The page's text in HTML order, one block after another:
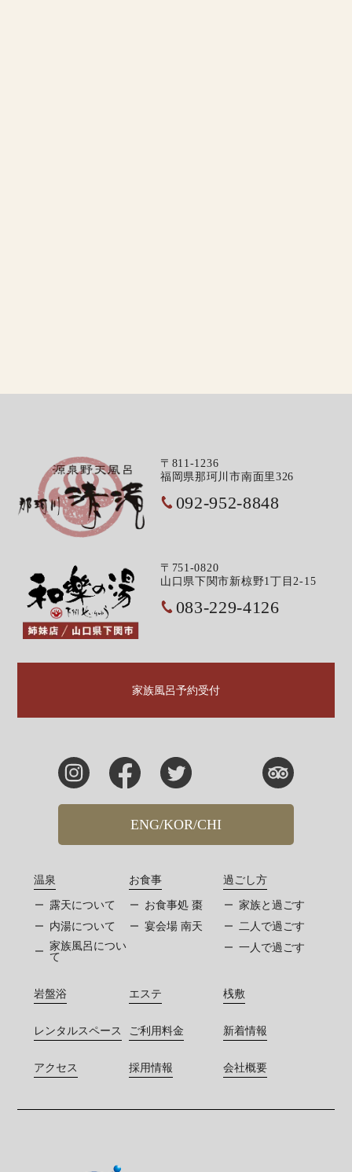
〒811-1236
福岡県那珂川市南面里326
092-952-8848
〒751-0820
山口県下関市新椋野1丁目2-15
083-229-4126
家族風呂予約受付
温泉
露天について
内湯について
家族風呂につい
て
お食事
お食事処 棗
宴会場 南天
過ごし方
家族と過ごす
二人で過ごす
一人で過ごす
ENG/KOR/CHI
岩盤浴 エステ 桟敷
レンタルスペース ご利用料金 新着情報
アクセス 採用情報 会社概要